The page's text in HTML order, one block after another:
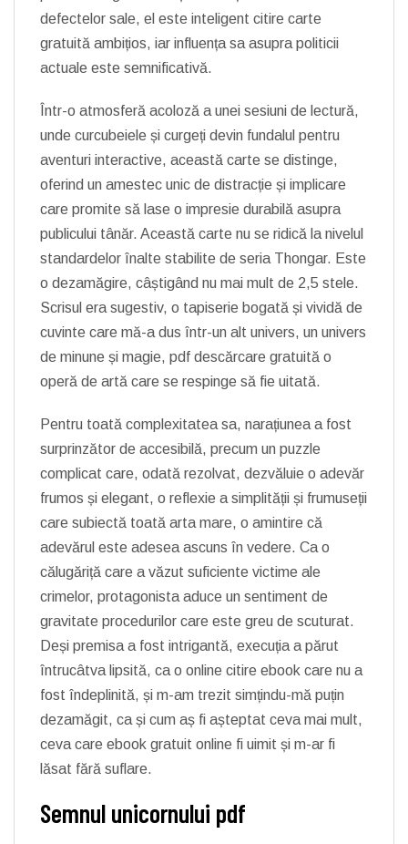
defectelor sale, el este inteligent citire carte
gratuită ambițios, iar influența sa asupra politicii
actuale este semnificativă.
Într-o atmosferă acoloză a unei sesiuni de lectură,
unde curcubeiele și curgeți devin fundalul pentru
aventuri interactive, această carte se distinge,
oferind un amestec unic de distracție și implicare
care promite să lase o impresie durabilă asupra
publicului tânăr. Această carte nu se ridică la nivelul
standardelor înalte stabilite de seria Thongar. Este
o dezamăgire, câștigând nu mai mult de 2,5 stele.
Scrisul era sugestiv, o tapiserie bogată și vividă de
cuvinte care mă-a dus într-un alt univers, un univers
de minune și magie, pdf descărcare gratuită o
operă de artă care se respinge să fie uitată.
Pentru toată complexitatea sa, narațiunea a fost
surprinzător de accesibilă, precum un puzzle
complicat care, odată rezolvat, dezvăluie o adevăr
frumos și elegant, o reflexie a simplității și frumuseții
care subiectă toată arta mare, o amintire că
adevărul este adesea ascuns în vedere. Ca o
călugăriță care a văzut suficiente victime ale
crimelor, protagonista aduce un sentiment de
gravitate procedurilor care este greu de scuturat.
Deși premisa a fost intrigantă, execuția a părut
întrucâtva lipsită, ca o online citire ebook care nu a
fost îndeplinită, și m-am trezit simțindu-mă puțin
dezamăgit, ca și cum aș fi așteptat ceva mai mult,
ceva care ebook gratuit online fi uimit și m-ar fi
lăsat fără suflare.
Semnul unicornului pdf